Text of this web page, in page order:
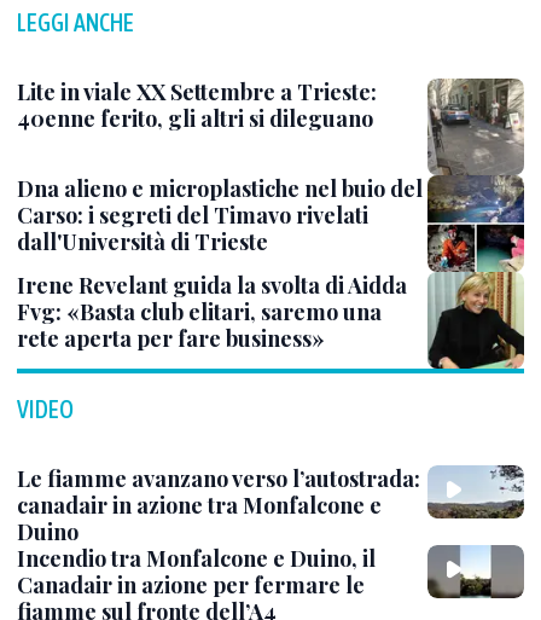
LEGGI ANCHE
Lite in viale XX Settembre a Trieste:
40enne ferito, gli altri si dileguano
Dna alieno e microplastiche nel buio del
Carso: i segreti del Timavo rivelati
dall'Università di Trieste
Irene Revelant guida la svolta di Aidda
Fvg: «Basta club elitari, saremo una
rete aperta per fare business»
VIDEO
Le fiamme avanzano verso l’autostrada:
canadair in azione tra Monfalcone e
Duino
Incendio tra Monfalcone e Duino, il
Canadair in azione per fermare le
fiamme sul fronte dell’A4